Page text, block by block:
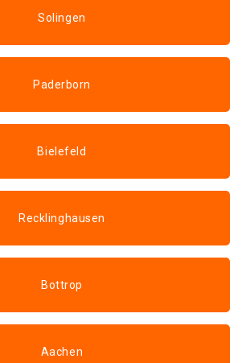
Solingen
Paderborn
Bielefeld
Recklinghausen
Bottrop
Aachen